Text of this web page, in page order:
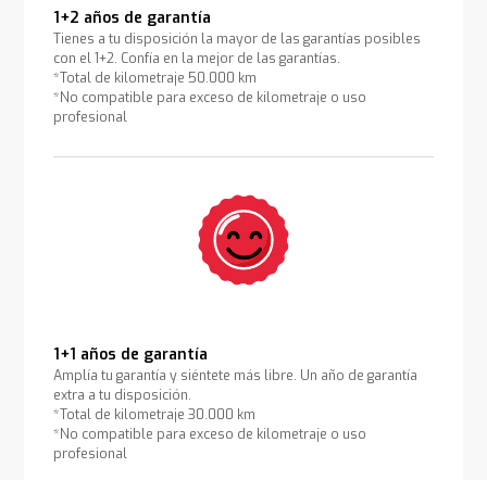
1+2 años de garantía
Tienes a tu disposición la mayor de las garantías posibles
con el 1+2. Confía en la mejor de las garantías.
*Total de kilometraje 50.000 km
*No compatible para exceso de kilometraje o uso
profesional
1+1 años de garantía
Amplía tu garantía y siéntete más libre. Un año de garantía
extra a tu disposición.
*Total de kilometraje 30.000 km
*No compatible para exceso de kilometraje o uso
profesional